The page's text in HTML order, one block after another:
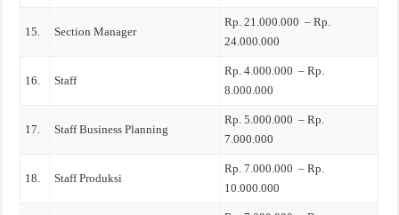
15. Section Manager
Rp. 21.000.000 – Rp.
24.000.000
16. Staff
Rp. 4.000.000 – Rp.
8.000.000
17. Staff Business Planning
Rp. 5.000.000 – Rp.
7.000.000
18. Staff Produksi
Rp. 7.000.000 – Rp.
10.000.000